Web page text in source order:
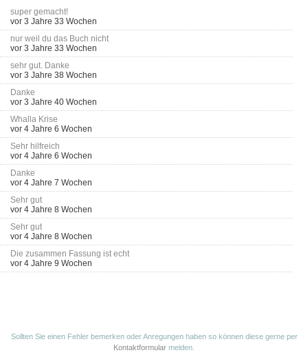
super gemacht!
vor 3 Jahre 33 Wochen
nur weil du das Buch nicht
vor 3 Jahre 33 Wochen
sehr gut. Danke
vor 3 Jahre 38 Wochen
Danke
vor 3 Jahre 40 Wochen
Whalla Krise
vor 4 Jahre 6 Wochen
Sehr hilfreich
vor 4 Jahre 6 Wochen
Danke
vor 4 Jahre 7 Wochen
Sehr gut
vor 4 Jahre 8 Wochen
Sehr gut
vor 4 Jahre 8 Wochen
Die zusammen Fassung ist echt
vor 4 Jahre 9 Wochen
Sollten Sie einen Fehler bemerken oder Anregungen haben so können diese gerne per
Kontaktformular melden.